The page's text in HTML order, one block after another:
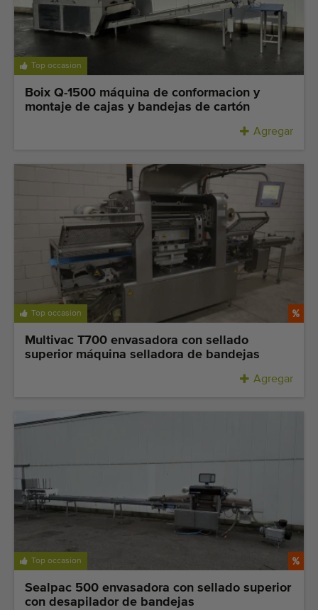
Top occasion
Boix Q-1500 máquina de conformacion y
montaje de cajas y bandejas de cartón
Agregar
Top occasion
Multivac T700 envasadora con sellado
superior máquina selladora de bandejas
Agregar
Top occasion
Sealpac 500 envasadora con sellado superior
con desapilador de bandejas